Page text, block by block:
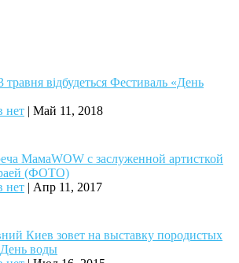
травня відбудеться Фестиваль «День
нет | Май 11, 2018
МамаWOW с заслуженной артисткой
(ФОТО)
нет | Апр 11, 2017
Киев зовет на выставку породистых
воды